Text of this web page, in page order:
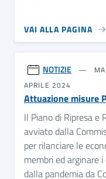
VAI ALLA PAGINA
NOTIZIE
APRILE 2024
Attuazione misure
Il Piano di Ripresa e
avviato dalla
per rilanciare le
membri ed arginare
dalla pandemia da